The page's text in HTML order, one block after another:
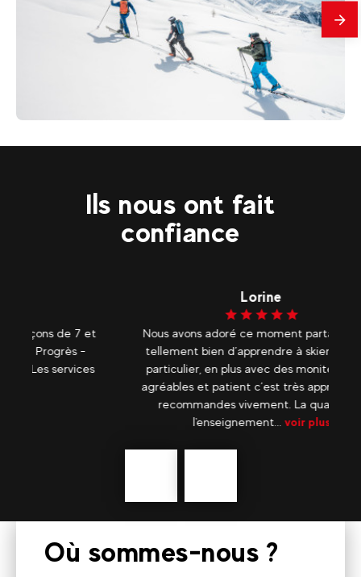
Landry 311€
En
Ils nous ont fait
confiance
Nous avons adoré ce moment partager il est
tellement bien d’apprendre à skier en cours
particulier, en plus avec des moniteurs aussi
agréables et patient c’est très appréciable je
recommandes vivement. La qualité de
l'enseignement...voir plus
Où sommes-nous ?